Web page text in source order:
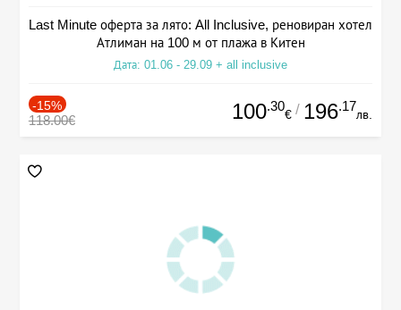
Last Minute оферта за лято: All Inclusive, реновиран хотел
Атлиман на 100 м от плажа в Китен
Дата: 01.06 - 29.09 + all inclusive
-15%
118.00€ 100.30
€ / 196.17
лв.